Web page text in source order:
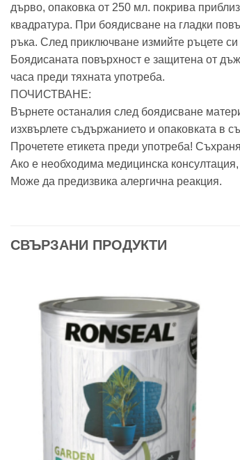
дърво, опаковка от 250 мл. покрива
квадратура. При боядисване на гладки
ръка. След приключване измийте ръцете си
Боядисаната повърхност е защитена от
часа преди тяхната употреба.
ПОЧИСТВАНЕ:
Върнете останалия след боядисване
изхвърлете съдържанието и опаковката в
Прочетете етикета преди употреба!
Ако е необходима медицинска
Може да предизвика алергична реакция.
СВЪРЗАНИ ПРОДУКТИ